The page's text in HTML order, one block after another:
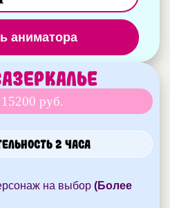
аниматора
руб.
2 часа
на выбор (Более